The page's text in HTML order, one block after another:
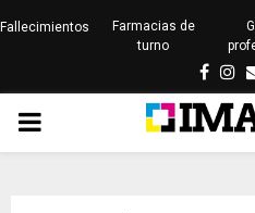
Fallecimientos
Farmacias de
turno
PRIMARY